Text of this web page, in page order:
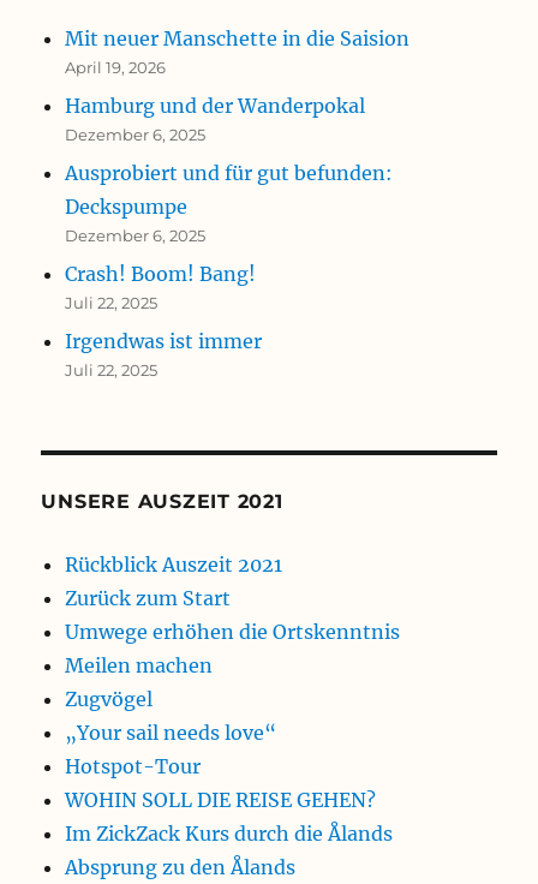
Mit neuer Manschette in die Saision
April 19, 2026
Hamburg und der Wanderpokal
Dezember 6, 2025
Ausprobiert und für gut befunden:
Deckspumpe
Dezember 6, 2025
Crash! Boom! Bang!
Juli 22, 2025
Irgendwas ist immer
Juli 22, 2025
UNSERE AUSZEIT 2021
Rückblick Auszeit 2021
Zurück zum Start
Umwege erhöhen die Ortskenntnis
Meilen machen
Zugvögel
„Your sail needs love“
Hotspot-Tour
WOHIN SOLL DIE REISE GEHEN?
Im ZickZack Kurs durch die Ålands
Absprung zu den Ålands